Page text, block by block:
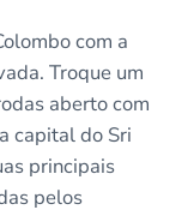
com a
Troque um
aberto com
capital do Sri
principais
pelos